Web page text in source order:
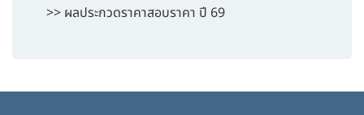
>> ผลประกวดราคาสอบราคา ปี 69